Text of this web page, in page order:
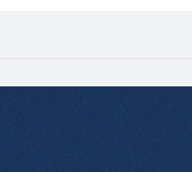
Precio del diésel comprime el
Baja 5% más el precio